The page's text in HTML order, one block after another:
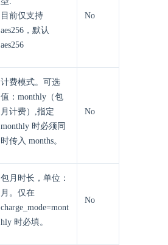
目前仅支持
aes256，默认
aes256
No
计费模式。可选
值：monthly（包
月计费）,指定
monthly 时必须同
时传入 months。
No
包月时长，单位：
月。仅在
charge_mode=mont
hly 时必填。
No